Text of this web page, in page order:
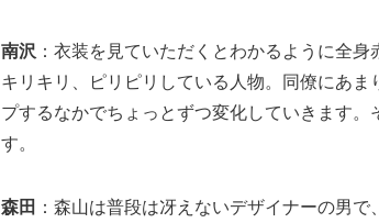
南沢 ：衣装を見ていただくとわかるように全
キリキリ、ピリピリしている人物。同僚にあ
プするなかでちょっとずつ変化していきます
す。
森田 ：森山は普段は冴えないデザイナーの男